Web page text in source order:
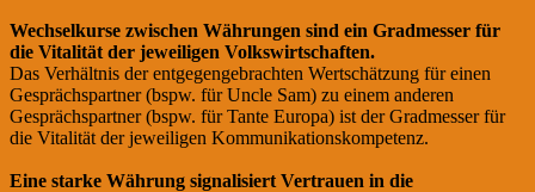
Wechselkurse zwischen Währungen sind ein Gradmesser für
die Vitalität der jeweiligen Volkswirtschaften.
Das Verhältnis der entgegengebrachten Wertschätzung für einen
Gesprächspartner (bspw. für Uncle Sam) zu einem anderen
Gesprächspartner (bspw. für Tante Europa) ist der Gradmesser für
die Vitalität der jeweiligen Kommunikationskompetenz.
Eine starke Währung signalisiert Vertrauen in die